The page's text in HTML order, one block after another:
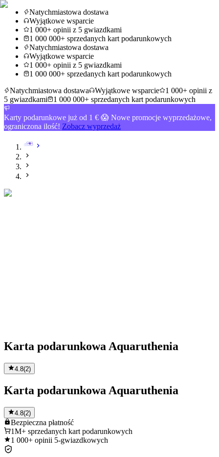
Natychmiastowa dostawa
Wyjątkowe wsparcie
1 000+ opinii z 5 gwiazdkami
1 000 000+ sprzedanych kart podarunkowych
Natychmiastowa dostawa
Wyjątkowe wsparcie
1 000+ opinii z 5 gwiazdkami
1 000 000+ sprzedanych kart podarunkowych
Natychmiastowa dostawa
Wyjątkowe wsparcie
1 000+ opinii z
5 gwiazdkami
1 000 000+ sprzedanych kart podarunkowych
Karty podarunkowe już od 1 € 😱 Nowe promocje wyprzedażowe,
ograniczona ilość! Zobacz wyprzedaż
Karta podarunkowa Aquaruthenia
4.8(2)
Karta podarunkowa Aquaruthenia
4.8(2)
Bezpieczna płatność
1M+ sprzedanych kart podarunkowych
1 000+ opinii 5-gwiazdkowych